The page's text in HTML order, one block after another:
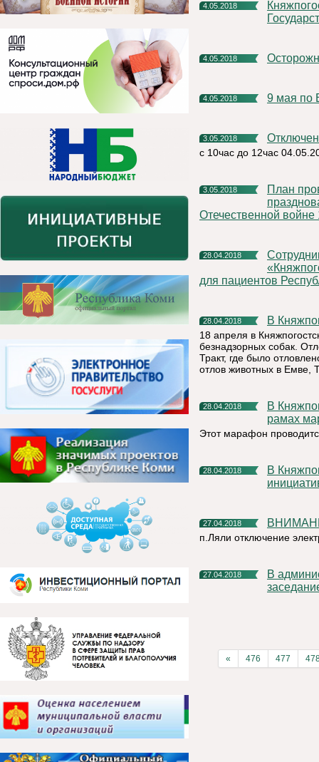
4.05.2018
Княжпогостский район с рабочей поездкой посетил Депутат
4.05.2018
4.05.2018 9 мая
3.05.2018
с 10час до 12час
3.05.2018
План проведения праздничных мероприятий, посвящённых
Отечественной войне
28.04.2018
Сотрудники финансового управления администрации МР
для пациентов
28.04.2018 В
18 апреля в
безнадзорных собак.
Тракт, где было
отлов животных в Емве,
28.04.2018
В Княжпогостском районе продолжается сбор средств в
рамах
Этот марафон
28.04.2018
В Княжпогостском районе продолжается сбор народных
27.04.2018
п.Ляли отключение
27.04.2018
в администрации МР «Княжпогостский» состоялось
« 476 477